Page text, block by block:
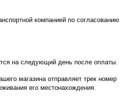
компанией по согласованию
на следующий день после оплаты.
магазина отправляет трек номер
его местонахождения.